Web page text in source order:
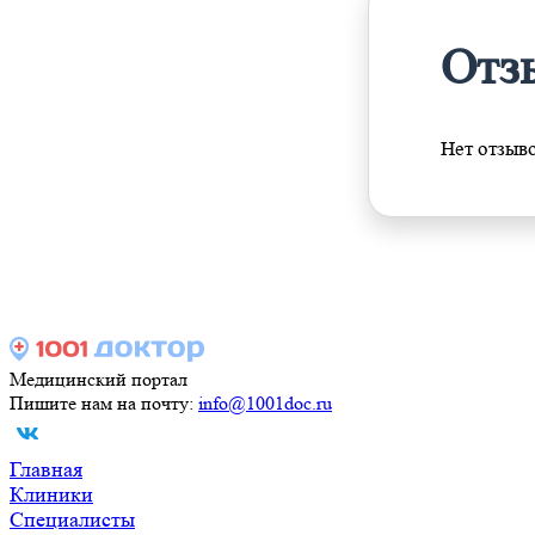
Нет
Медицинский портал
Пишите нам на почту: info@1001doc.ru
Главная
Клиники
Специалисты